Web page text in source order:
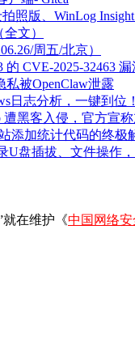
照版、WinLog
文）
周五/北京）
的 CVE-2025-32463 漏
被OpenClaw泄露
日志分析，一键到位！
遭黑客入侵，官方宣
添加统计代码的终极
U盘插拔、文件操作
就在维护《中国网络